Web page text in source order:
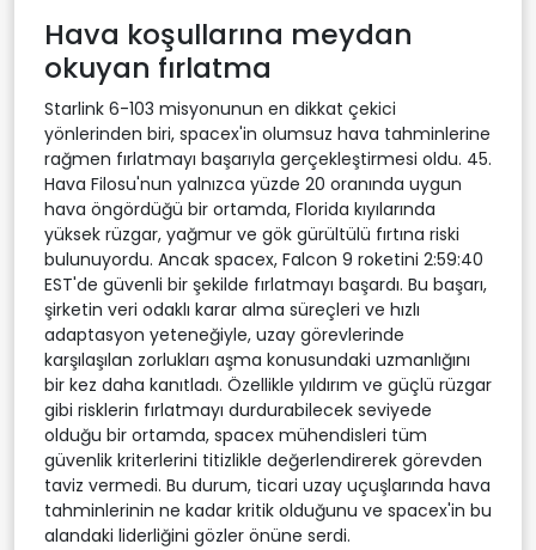
Hava koşullarına meydan
okuyan fırlatma
Starlink 6-103 misyonunun en dikkat çekici
yönlerinden biri, spacex'in olumsuz hava tahminlerine
rağmen fırlatmayı başarıyla gerçekleştirmesi oldu. 45.
Hava Filosu'nun yalnızca yüzde 20 oranında uygun
hava öngördüğü bir ortamda, Florida kıyılarında
yüksek rüzgar, yağmur ve gök gürültülü fırtına riski
bulunuyordu. Ancak spacex, Falcon 9 roketini 2:59:40
EST'de güvenli bir şekilde fırlatmayı başardı. Bu başarı,
şirketin veri odaklı karar alma süreçleri ve hızlı
adaptasyon yeteneğiyle, uzay görevlerinde
karşılaşılan zorlukları aşma konusundaki uzmanlığını
bir kez daha kanıtladı. Özellikle yıldırım ve güçlü rüzgar
gibi risklerin fırlatmayı durdurabilecek seviyede
olduğu bir ortamda, spacex mühendisleri tüm
güvenlik kriterlerini titizlikle değerlendirerek görevden
taviz vermedi. Bu durum, ticari uzay uçuşlarında hava
tahminlerinin ne kadar kritik olduğunu ve spacex'in bu
alandaki liderliğini gözler önüne serdi.